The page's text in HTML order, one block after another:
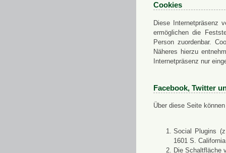
Cookies
Diese Internetpräsenz
ermöglichen die
Person zuordenbar.
Näheres hierzu
Internetpräsenz nur
Facebook, Twitter
Über diese Seite
Social Plugins
1601 S.
Die Schaltfläche